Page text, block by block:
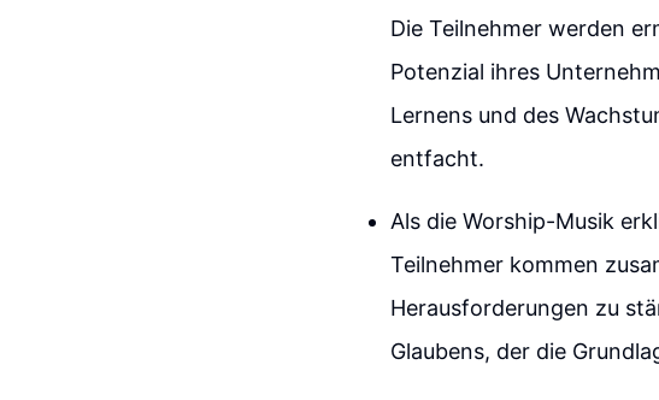
Die Teilnehmer werden
Potenzial ihres
Lernens und des
entfacht.
Als die Worship-Musik
Teilnehmer kommen
Herausforderungen zu
Glaubens, der die